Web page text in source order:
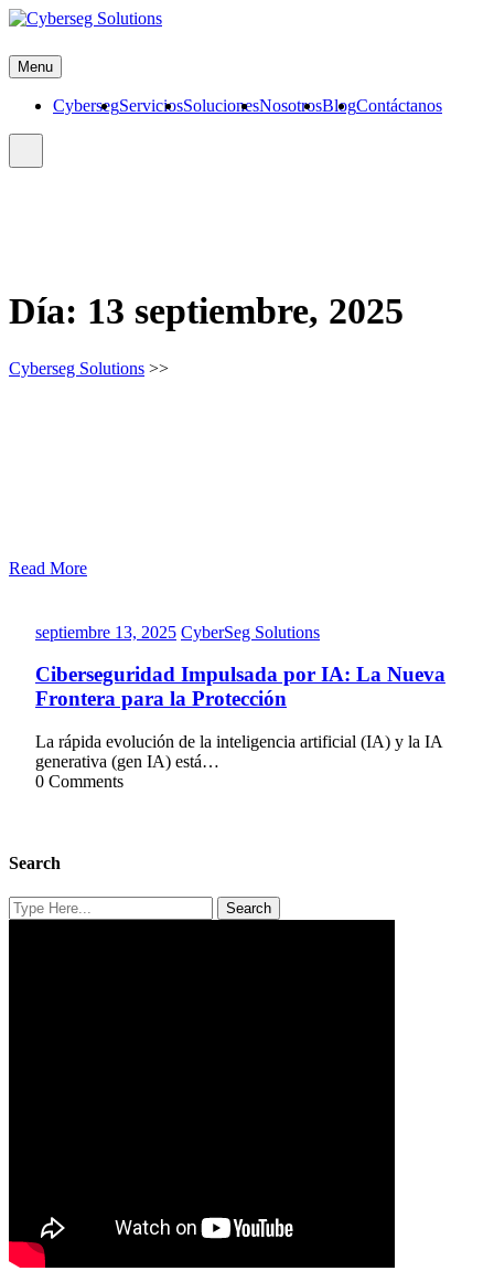
Skip
content
Menu
CybersegServiciosSolucionesNosotrosBlogContáctanos
Día: 13 septiembre, 2025
Cyberseg Solutions >>
Read More
septiembre 13, 2025septiembre
2025
CyberSeg SolutionsCyberSeg
Ciberseguridad Impulsada por IA: La Nueva
Frontera para la Protección
La rápida evolución de la inteligencia artificial (IA) y la IA
generativa (gen IA) está…
0 Comments
Search